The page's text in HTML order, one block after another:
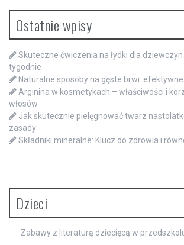
Ostatnie wpisy
Skuteczne ćwiczenia na łydki dla
tygodnie
Naturalne sposoby na gęste brwi:
Arginina w kosmetykach – właściwości i
włosów
Jak skutecznie pielęgnować twarz
zasady
Składniki mineralne: Klucz do zdrowia i
Dzieci
Zabawy z literaturą dziecięcą w